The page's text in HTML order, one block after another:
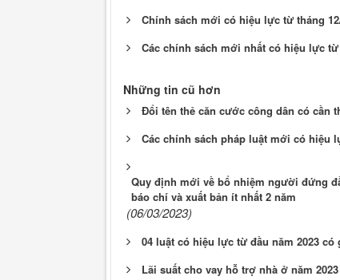
Chính sách mới có hiệu lực từ tháng
Các chính sách mới nhất có hiệu lực từ
Những tin cũ hơn
Đổi tên thẻ căn cước công dân có cần
Các chính sách pháp luật mới có hiệu
Quy định mới về bổ nhiệm người đứng
báo chí và xuất bản ít nhất 2 năm
(06/03/2023)
04 luật có hiệu lực từ đầu năm 2023 có
Lãi suất cho vay hỗ trợ nhà ở năm